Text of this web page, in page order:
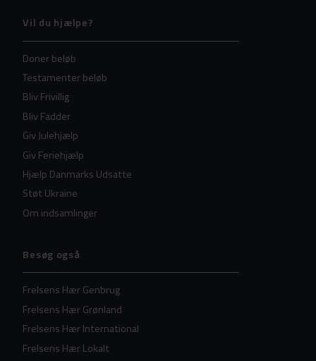
Vil du hjælpe?
Doner beløb
Testamenter beløb
Bliv Frivillig
Bliv Fadder
Giv Julehjælp
Giv Feriehjælp
Hjælp Danmarks Udsatte
Støt Ukraine
Om indsamlinger
Besøg også
Frelsens Hær Genbrug
Frelsens Hær Grønland
Frelsens Hær International
Frelsens Hær Lokalt